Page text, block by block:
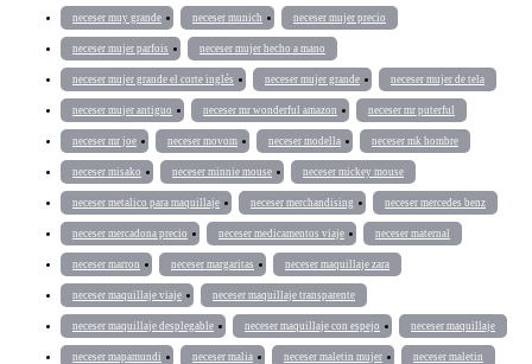
neceser muy grande neceser munich neceser mujer precio
neceser mujer parfois neceser mujer hecho a mano
neceser mujer grande el corte inglés neceser mujer grande neceser mujer de tela
neceser mujer antiguo neceser mr wonderful amazon neceser mr puterful
neceser mr joe neceser movom neceser modella neceser mk hombre
neceser misako neceser minnie mouse neceser mickey mouse
neceser metalico para maquillaje neceser merchandising neceser mercedes benz
neceser mercadona precio neceser medicamentos viaje neceser maternal
neceser marron neceser margaritas neceser maquillaje zara
neceser maquillaje viaje neceser maquillaje transparente
neceser maquillaje desplegable neceser maquillaje con espejo neceser maquillaje
neceser mapamundi neceser malia neceser maletin mujer neceser maletin